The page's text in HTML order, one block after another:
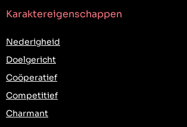
Karaktereigenschappen
Nederigheid
Doelgericht
Coöperatief
Competitief
Charmant